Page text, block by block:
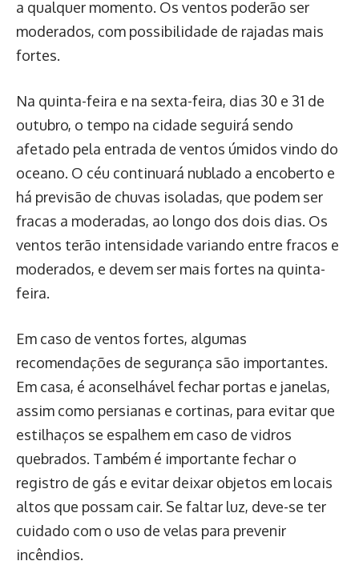
a qualquer momento. Os ventos poderão ser
moderados, com possibilidade de rajadas mais
fortes.
Na quinta-feira e na sexta-feira, dias 30 e 31 de
outubro, o tempo na cidade seguirá sendo
afetado pela entrada de ventos úmidos vindo do
oceano. O céu continuará nublado a encoberto e
há previsão de chuvas isoladas, que podem ser
fracas a moderadas, ao longo dos dois dias. Os
ventos terão intensidade variando entre fracos e
moderados, e devem ser mais fortes na quinta-
feira.
Em caso de ventos fortes, algumas
recomendações de segurança são importantes.
Em casa, é aconselhável fechar portas e janelas,
assim como persianas e cortinas, para evitar que
estilhaços se espalhem em caso de vidros
quebrados. Também é importante fechar o
registro de gás e evitar deixar objetos em locais
altos que possam cair. Se faltar luz, deve-se ter
cuidado com o uso de velas para prevenir
incêndios.